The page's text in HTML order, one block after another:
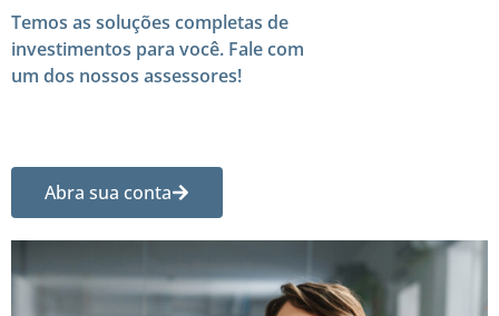
Temos as soluções completas de
investimentos para você. Fale com
um dos nossos assessores!
Abra sua conta